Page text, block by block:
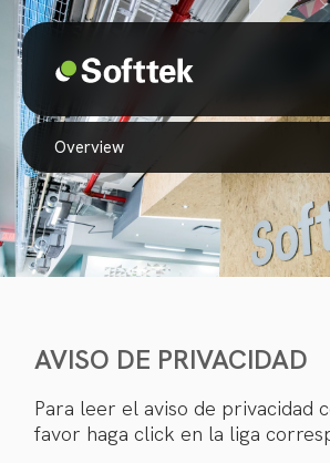
overview
AVISO DE PRIVACIDAD
Para leer el aviso de privacidad
favor haga click en la liga